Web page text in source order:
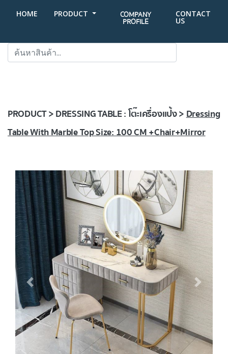
HOME PRODUCT COMPANY
PROFILE
CONTACT
US
PRODUCT > DRESSING TABLE : โต๊ะเครื่องแป้ง >Dressing
Table With Marble Top Size: 100 CM +Chair+Mirror